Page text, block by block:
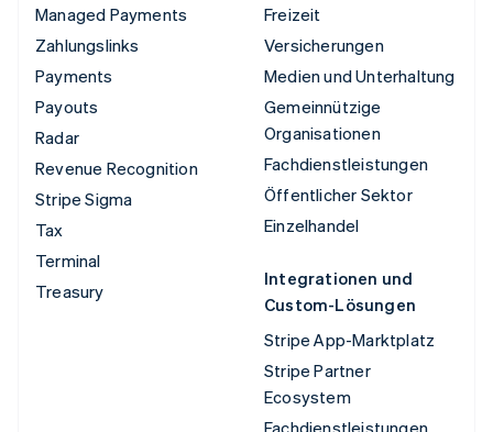
Managed Payments
Zahlungslinks
Payments
Payouts
Radar
Revenue Recognition
Stripe Sigma
Tax
Terminal
Treasury
Freizeit
Versicherungen
Medien und Unterhaltung
Gemeinnützige
Organisationen
Fachdienstleistungen
Öffentlicher Sektor
Einzelhandel
Integrationen und
Custom-Lösungen
Stripe App-Marktplatz
Stripe Partner
Ecosystem
Fachdienstleistungen